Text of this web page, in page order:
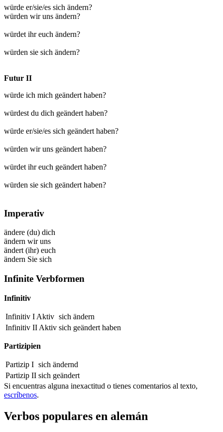
würde er/sie/es sich ändern?
würden wir uns ändern?
würdet ihr euch ändern?
würden sie sich ändern?
Futur II
würde ich mich geändert haben?
würdest du dich geändert haben?
würde er/sie/es sich geändert haben?
würden wir uns geändert haben?
würdet ihr euch geändert haben?
würden sie sich geändert haben?
Imperativ
ändere (du) dich
ändern wir uns
ändert (ihr) euch
ändern Sie sich
Infinite Verbformen
Infinitiv
Infinitiv I Aktiv sich ändern
Infinitiv II Aktiv sich geändert haben
Partizipien
Partizip I sich ändernd
Partizip II sich geändert
Si encuentras alguna inexactitud o tienes comentarios al texto,
escríbenos.
Verbos populares en alemán